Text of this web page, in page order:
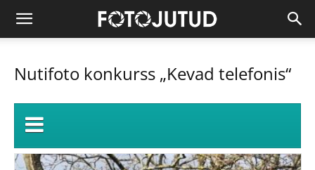
Nutifoto konkurss „Kevad telefonis“